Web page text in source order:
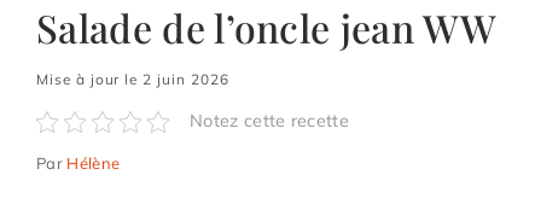
Salade de l’oncle jean WW
Mise à jour le 2 juin 2026
Notez cette recette
Par Hélène